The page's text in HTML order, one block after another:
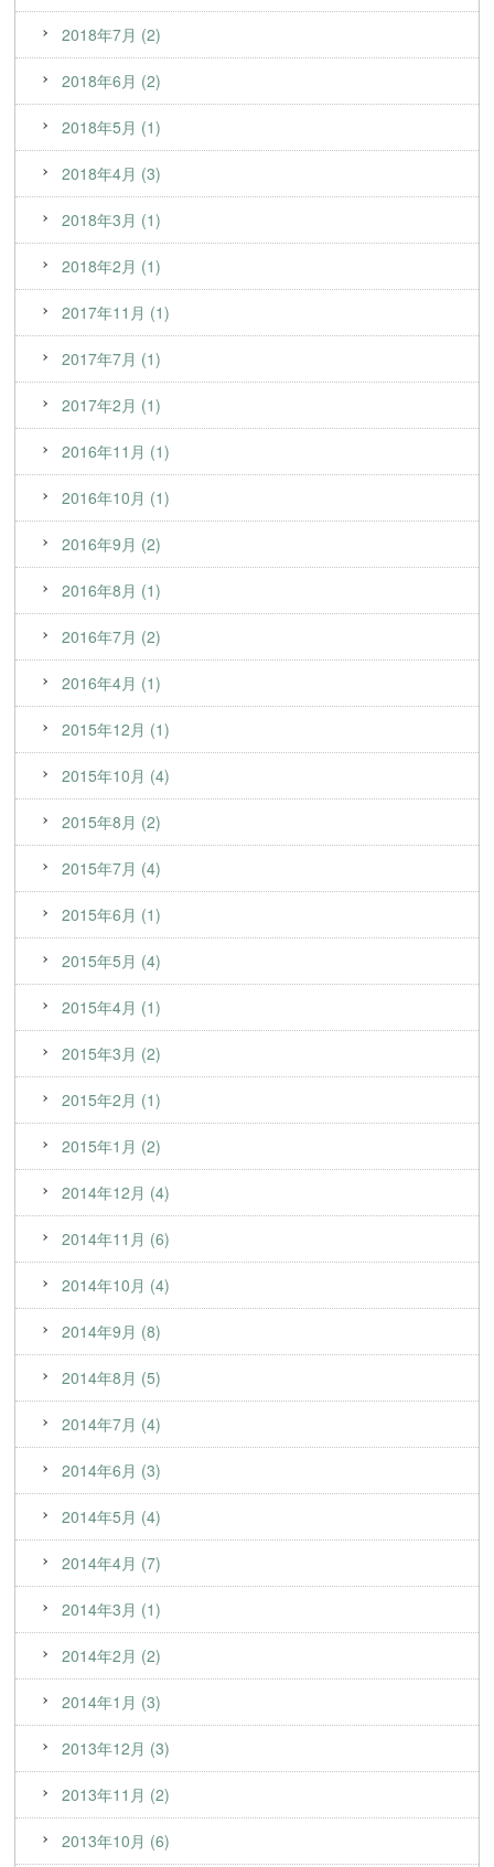
2018年7月 (2)
2018年6月 (2)
2018年5月 (1)
2018年4月 (3)
2018年3月 (1)
2018年2月 (1)
2017年11月 (1)
2017年7月 (1)
2017年2月 (1)
2016年11月 (1)
2016年10月 (1)
2016年9月 (2)
2016年8月 (1)
2016年7月 (2)
2016年4月 (1)
2015年12月 (1)
2015年10月 (4)
2015年8月 (2)
2015年7月 (4)
2015年6月 (1)
2015年5月 (4)
2015年4月 (1)
2015年3月 (2)
2015年2月 (1)
2015年1月 (2)
2014年12月 (4)
2014年11月 (6)
2014年10月 (4)
2014年9月 (8)
2014年8月 (5)
2014年7月 (4)
2014年6月 (3)
2014年5月 (4)
2014年4月 (7)
2014年3月 (1)
2014年2月 (2)
2014年1月 (3)
2013年12月 (3)
2013年11月 (2)
2013年10月 (6)